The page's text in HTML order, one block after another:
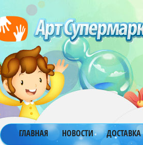
ГЛАВНАЯ НОВОСТИ